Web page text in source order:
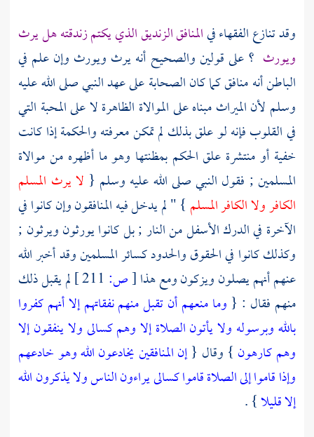
وقد تنازع الفقهاء فيالمنافق الزنديق الذي يكتم زندقته هل يرث
ويورث ؟ على قولين والصحيح أنه يرث ويورث وإن علم في
الباطن أنه منافق كما كانالصحابةعلى عهد النبي صلى الله عليه
وسلم لأن الميراث مبناه على الموالاة الظاهرة لا على المحبة التي
في القلوب فإنه لو علق بذلك لم تمكن معرفته والحكمة إذا كانت
خفية أو منتشرة علق الحكم بمظنتها وهو ما أظهره من موالاة
المسلمين ; فقول النبي صلى الله عليه وسلم { لا يرث المسلم
الكافر ولا الكافر المسلم } " لم يدخل فيه المنافقون وإن كانوا في
الآخرة في الدرك الأسفل من النار ; بل كانوا يورثون ويرثون ;
وكذلك كانوا في الحقوق والحدود كسائر المسلمين وقد أخبر الله
عنهم أنهم يصلون ويزكون ومع هذا[ص:
لم يقبل ذلك
منهم فقال : { وما منعهم أن تقبل منهم نفقاتهم إلا أنهم كفروا
بالله وبرسوله ولا يأتون الصلاة إلا وهم كسالى ولا ينفقون إلا
وهم كارهون } وقال {إن المنافقين يخادعون الله وهو خادعهم
وإذا قاموا إلى الصلاة قاموا كسالى يراءون الناس ولا يذكرون الله
إلا قليلا} .